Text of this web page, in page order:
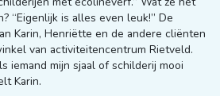
“Eigenlijk is alles even leuk!” De
Karin, Henriëtte en de andere cliënten
van activiteitencentrum Rietveld.
iemand mijn sjaal of schilderij mooi
Karin.